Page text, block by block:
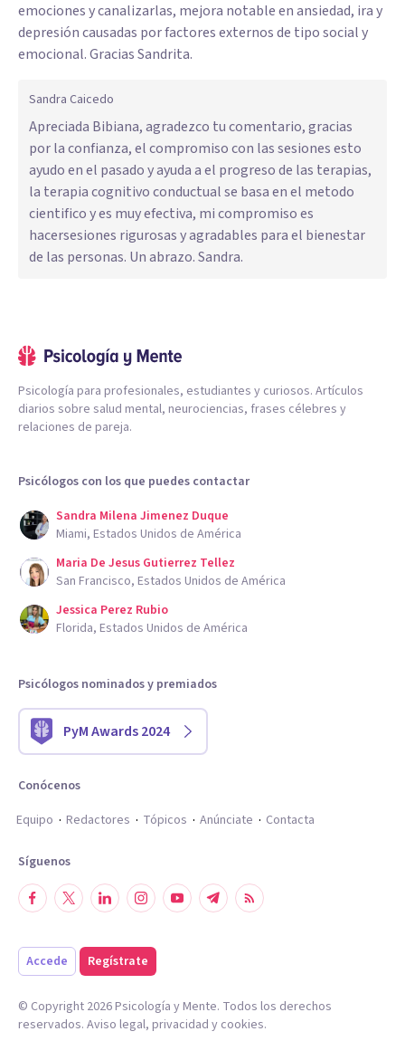
emociones y canalizarlas, mejora notable en ansiedad, ira y
depresión causadas por factores externos de tipo social y
emocional. Gracias Sandrita.
Sandra Caicedo
Apreciada Bibiana, agradezco tu comentario, gracias
por la confianza, el compromiso con las sesiones esto
ayudo en el pasado y ayuda a el progreso de las terapias,
la terapia cognitivo conductual se basa en el metodo
cientifico y es muy efectiva, mi compromiso es
hacersesiones rigurosas y agradables para el bienestar
de las personas. Un abrazo. Sandra.
Psicología para profesionales, estudiantes y curiosos. Artículos
diarios sobre salud mental, neurociencias, frases célebres y
relaciones de pareja.
Psicólogos con los que puedes contactar
Sandra Milena Jimenez Duque
Miami, Estados Unidos de América
Maria De Jesus Gutierrez Tellez
San Francisco, Estados Unidos de América
Jessica Perez Rubio
Florida, Estados Unidos de América
Psicólogos nominados y premiados
PyM Awards 2024
Conócenos
Equipo
Redactores Tópicos Anúnciate Contacta
Síguenos
Accede Regístrate
© Copyright 2026Psicología y Mente. Todos los derechos
reservados. Aviso legal, privacidad y cookies.